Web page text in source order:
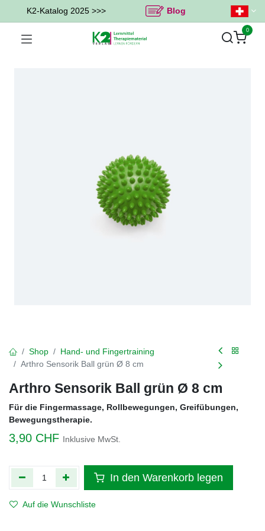
K2-Katalog 2025 >>> Blog
0
Shop
Hand- und Fingertraining
Arthro Sensorik Ball grün Ø 8 cm
Arthro Sensorik Ball grün Ø 8 cm
Für die Fingermassage, Rollbewegungen, Greifübungen,
Bewegungstherapie.
3,90 CHF Inklusive MwSt.
In den Warenkorb legen
Auf die Wunschliste